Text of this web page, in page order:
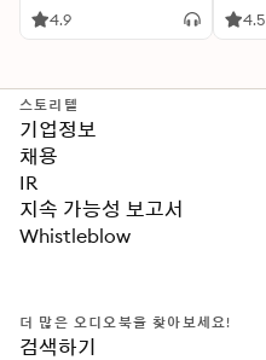
4.9 4.5
스토리텔
기업정보
채용
IR
지속 가능성 보고서
Whistleblow
더 많은 오디오북을 찾아보세요!
검색하기